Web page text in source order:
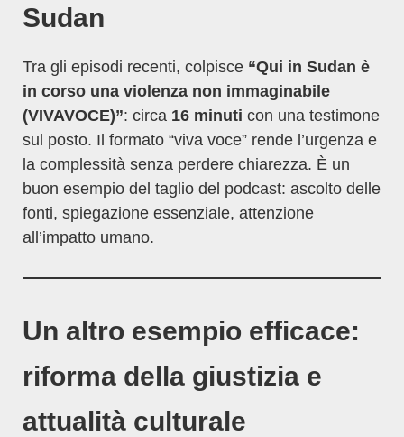
Sudan
Tra gli episodi recenti, colpisce “Qui in Sudan è
in corso una violenza non immaginabile
(VIVAVOCE)”: circa 16 minuti con una testimone
sul posto. Il formato “viva voce” rende l’urgenza e
la complessità senza perdere chiarezza. È un
buon esempio del taglio del podcast: ascolto delle
fonti, spiegazione essenziale, attenzione
all’impatto umano.
Un altro esempio efficace:
riforma della giustizia e
attualità culturale